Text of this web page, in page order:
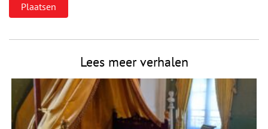
Lees meer verhalen